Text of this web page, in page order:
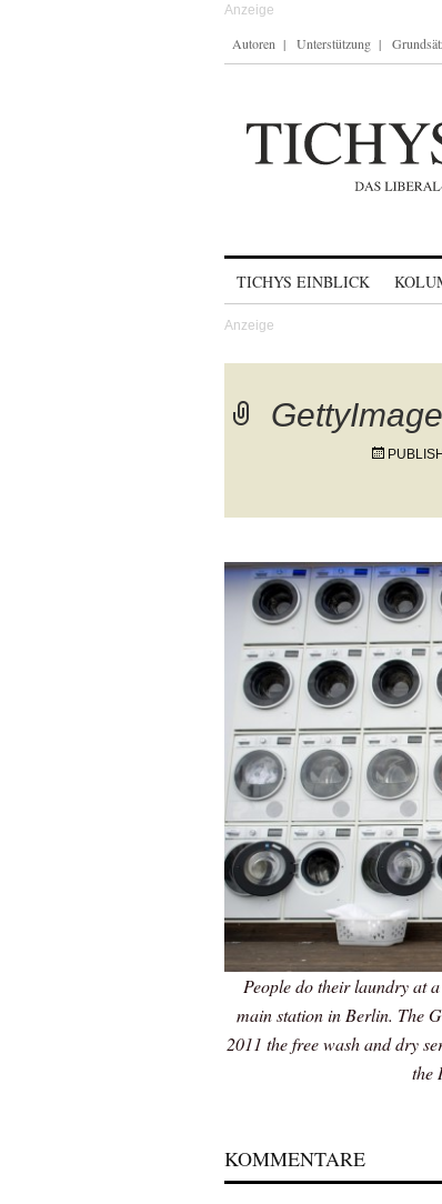
Autoren Unterstützung
TICHYS EINBLICK
People do their laundry at
main station in Berlin. The
2011 the free wash and dry
the
KOMMENTARE